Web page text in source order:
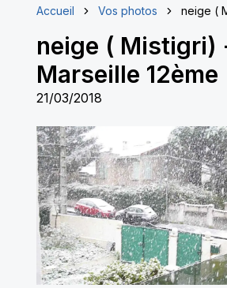
Accueil Vos photos neige (
neige ( Mistigri)
Marseille 12ème
21/03/2018